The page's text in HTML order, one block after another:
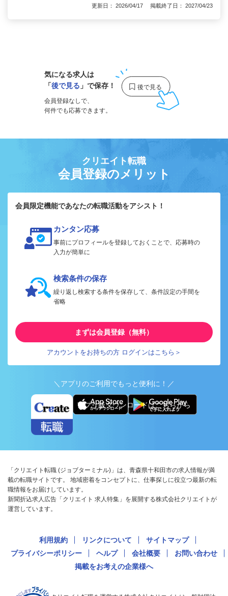
更新日： 2026/04/17 掲載終了日： 2027/04/23
気になる求人は
「後で見る 」で保存！
会員登録なしで、
何件でも応募できます。
クリエイト転職
会員登録のメリット
会員限定機能であなたの転職活動をアシスト！
カンタン応募
事前にプロフィールを登録しておくことで、応募時の
入力が簡単に
検索条件の保存
繰り返し検索する条件を保存して、条件設定の手間を
省略
まずは会員登録（無料）
アカウントをお持ちの方 ログインはこちら＞
＼アプリのご利用でもっと便利に！／
アプリ版ダウンロードはこちらから
「クリエイト転職 (ジョブターミナル)」は、青森県十和田市の求人情報が満
載の転職サイトです。 地域密着をコンセプトに、仕事探しに役立つ最新の転
職情報をお届けしています。
新聞折込求人広告「クリエイト 求人特集」を展開する株式会社クリエイトが
運営しています。
利用規約 リンクについて
サイトマップ
プライバシーポリシー
ヘルプ 会社概要
お問い合わせ
掲載をお考えの企業様へ